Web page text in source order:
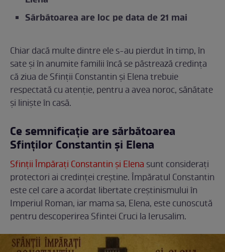
Sărbătoarea are loc pe data de 21 mai
Chiar dacă multe dintre ele s-au pierdut în timp, în
sate și în anumite familii încă se păstrează credința
că ziua de Sfinții Constantin și Elena trebuie
respectată cu atenție, pentru a avea noroc, sănătate
și liniște în casă.
Ce semnificație are sărbătoarea
Sfinților Constantin și Elena
Sfinții Împărați Constantin și Elena sunt considerați
protectori ai credinței creștine. Împăratul Constantin
este cel care a acordat libertate creștinismului în
Imperiul Roman, iar mama sa, Elena, este cunoscută
pentru descoperirea Sfintei Cruci la Ierusalim.